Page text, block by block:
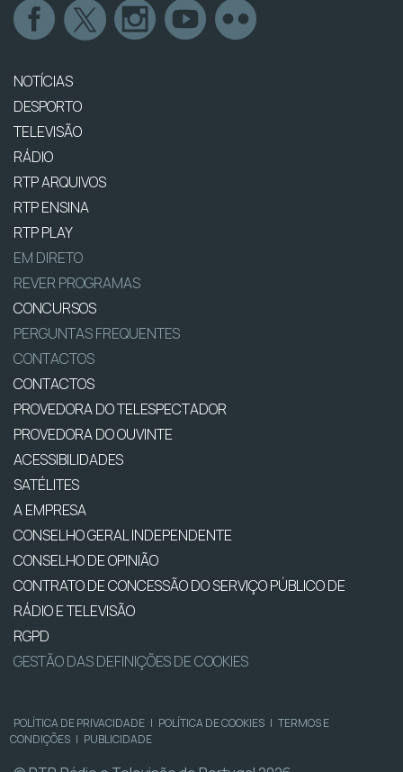
NOTÍCIAS
DESPORTO
TELEVISÃO
RÁDIO
RTP ARQUIVOS
RTP ENSINA
RTP PLAY
EM DIRETO
REVER PROGRAMAS
CONCURSOS
PERGUNTAS FREQUENTES
CONTACTOS
CONTACTOS
PROVEDORA DO TELESPECTADOR
PROVEDORA DO OUVINTE
ACESSIBILIDADES
SATÉLITES
A EMPRESA
CONSELHO GERAL INDEPENDENTE
CONSELHO DE OPINIÃO
CONTRATO DE CONCESSÃO DO SERVIÇO PÚBLICO DE
RÁDIO E TELEVISÃO
RGPD
GESTÃO DAS DEFINIÇÕES DE COOKIES
POLÍTICA DE PRIVACIDADE | POLÍTICA DE COOKIES | TERMOS E
CONDIÇÕES | PUBLICIDADE